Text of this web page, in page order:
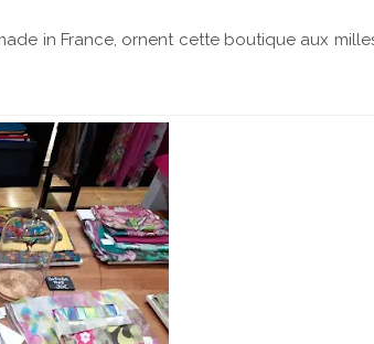
in France, ornent cette boutique aux